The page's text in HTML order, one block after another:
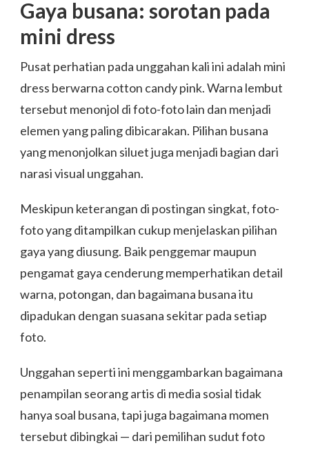
Gaya busana: sorotan pada
mini dress
Pusat perhatian pada unggahan kali ini adalah mini
dress berwarna cotton candy pink. Warna lembut
tersebut menonjol di foto-foto lain dan menjadi
elemen yang paling dibicarakan. Pilihan busana
yang menonjolkan siluet juga menjadi bagian dari
narasi visual unggahan.
Meskipun keterangan di postingan singkat, foto-
foto yang ditampilkan cukup menjelaskan pilihan
gaya yang diusung. Baik penggemar maupun
pengamat gaya cenderung memperhatikan detail
warna, potongan, dan bagaimana busana itu
dipadukan dengan suasana sekitar pada setiap
foto.
Unggahan seperti ini menggambarkan bagaimana
penampilan seorang artis di media sosial tidak
hanya soal busana, tapi juga bagaimana momen
tersebut dibingkai — dari pemilihan sudut foto